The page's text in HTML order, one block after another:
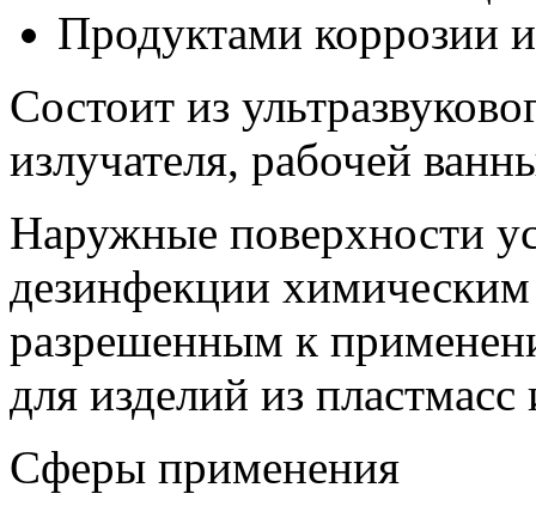
Продуктами коррозии
Состоит из
излучателя, рабочей
Наружные поверхности
дезинфекции
разрешенным к
для изделий из пластмасс
Сферы применения